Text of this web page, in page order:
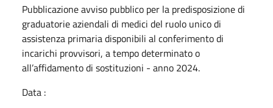
Pubblicazione avviso pubblico per la predisposizione di
graduatorie aziendali di medici del ruolo unico di
assistenza primaria disponibili al conferimento di
incarichi provvisori, a tempo determinato o
all’affidamento di sostituzioni - anno 2024.
Data :